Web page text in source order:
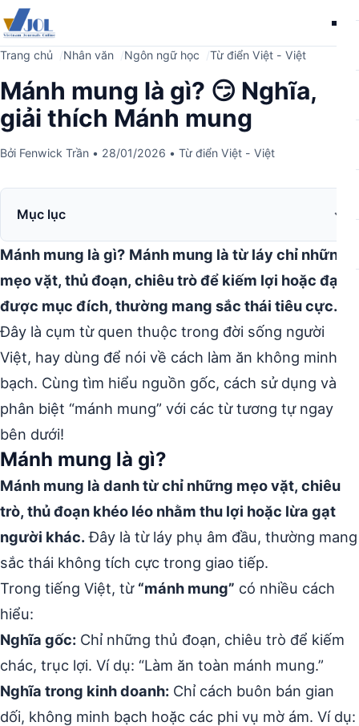
Trang chủ Nhân văn Ngôn ngữ học Từ điển Việt - Việt
Mánh mung là gì? 😏 Nghĩa,
giải thích Mánh mung
Bởi Fenwick Trần • 28/01/2026 • Từ điển Việt - Việt
Mục lục
Mánh mung là gì? Mánh mung là từ láy chỉ những
mẹo vặt, thủ đoạn, chiêu trò để kiếm lợi hoặc đạt
được mục đích, thường mang sắc thái tiêu cực.
Đây là cụm từ quen thuộc trong đời sống người
Việt, hay dùng để nói về cách làm ăn không minh
bạch. Cùng tìm hiểu nguồn gốc, cách sử dụng và
phân biệt “mánh mung” với các từ tương tự ngay
bên dưới!
Mánh mung là gì?
Mánh mung là danh từ chỉ những mẹo vặt, chiêu
trò, thủ đoạn khéo léo nhằm thu lợi hoặc lừa gạt
người khác.Đây là từ láy phụ âm đầu, thường mang
sắc thái không tích cực trong giao tiếp.
Trong tiếng Việt, từ “mánh mung” có nhiều cách
hiểu:
Nghĩa gốc: Chỉ những thủ đoạn, chiêu trò để kiếm
chác, trục lợi. Ví dụ: “Làm ăn toàn mánh mung.”
Nghĩa trong kinh doanh: Chỉ cách buôn bán gian
dối, không minh bạch hoặc các phi vụ mờ ám. Ví dụ: